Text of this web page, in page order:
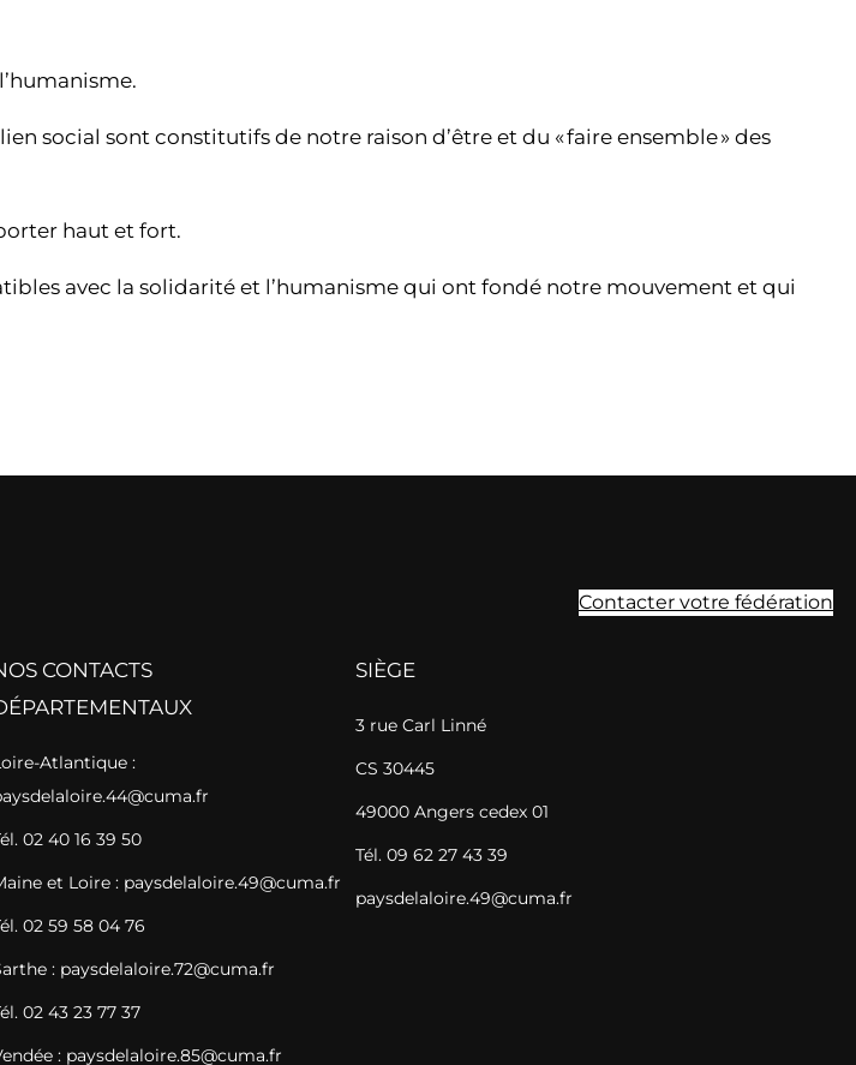
social sont constitutifs de notre raison d’être et du « faire ensemble » des
haut et fort.
avec la solidarité et l’humanisme qui ont fondé notre mouvement et qui
Contacter votre fédération
CONTACTS
Atlantique :
02 40 16 39 50
et Loire : paysdelaloire.49@cuma.fr
02 59 58 04 76
: paysdelaloire.72@cuma.fr
02 43 23 77 37
: paysdelaloire.85@cuma.fr
SIÈGE
3 rue Carl Linné
CS 30445
49000 Angers cedex 01
Tél. 09 62 27 43 39
paysdelaloire.49@cuma.fr